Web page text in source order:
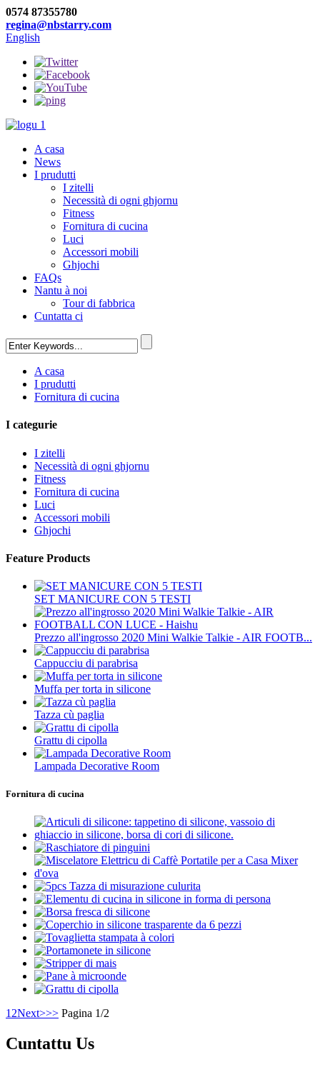
0574 87355780
regina@nbstarry.com
English
A casa
News
I prudutti
I zitelli
Necessità di ogni ghjornu
Fitness
Fornitura di cucina
Luci
Accessori mobili
Ghjochi
FAQs
Nantu à noi
Tour di fabbrica
Cuntatta ci
A casa
I prudutti
Fornitura di cucina
I categurie
I zitelli
Necessità di ogni ghjornu
Fitness
Fornitura di cucina
Luci
Accessori mobili
Ghjochi
Feature Products
SET MANICURE CON 5 TESTI
Prezzo all'ingrosso 2020 Mini Walkie Talkie - AIR FOOTB...
Cappucciu di parabrisa
Muffa per torta in silicone
Tazza cù paglia
Grattu di cipolla
Lampada Decorative Room
Fornitura di cucina
12Next>>> Pagina 1/2
Cuntattu Us